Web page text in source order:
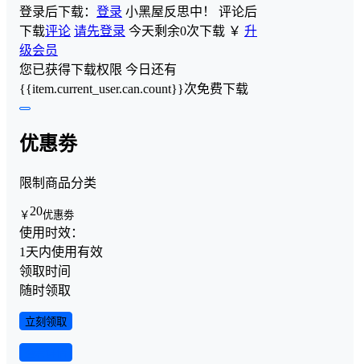
登录后下载： 登录 小黑屋反思中！ 评论后
下载评论 请先登录 今天剩余0次下载 ￥ 升
级会员
您已获得下载权限 今日还有
{{item.current_user.can.count}}次免费下载
优惠劵
限制商品分类
￥ 20优惠劵
使用时效：
1天内使用有效
领取时间
随时领取
立刻领取